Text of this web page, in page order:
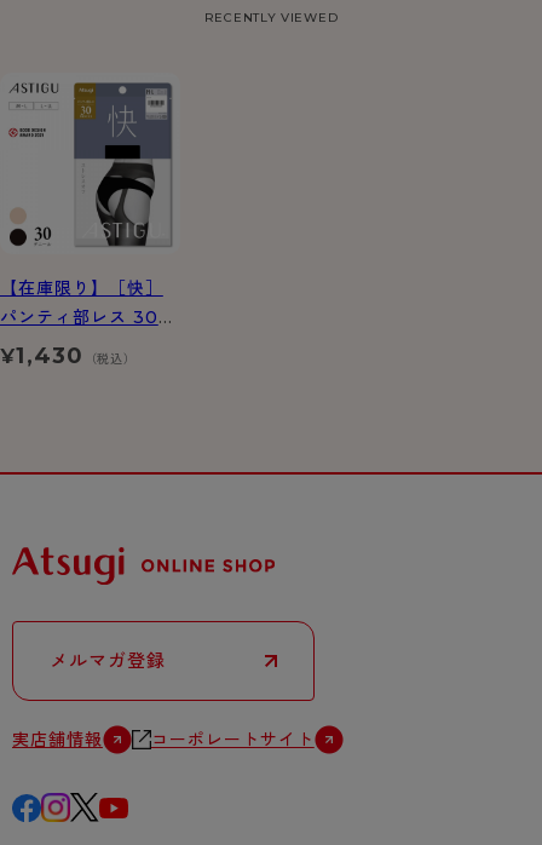
RECENTLY VIEWED
【在庫限り】［快］
パンティ部レス 30デ
ニール シアータイツ
¥1,430 （税込）
メルマガ登録
実店舗情報 コーポレートサイト